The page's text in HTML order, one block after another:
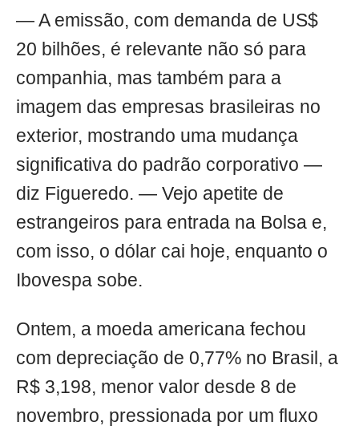
— A emissão, com demanda de US$
20 bilhões, é relevante não só para
companhia, mas também para a
imagem das empresas brasileiras no
exterior, mostrando uma mudança
significativa do padrão corporativo —
diz Figueredo. — Vejo apetite de
estrangeiros para entrada na Bolsa e,
com isso, o dólar cai hoje, enquanto o
Ibovespa sobe.
Ontem, a moeda americana fechou
com depreciação de 0,77% no Brasil, a
R$ 3,198, menor valor desde 8 de
novembro, pressionada por um fluxo